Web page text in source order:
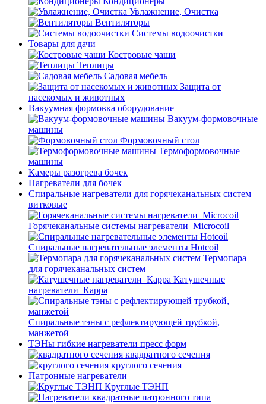
Увлажнение, Очистка
Вентиляторы
Системы водоочистки
Товары для дачи
Костровые чаши
Теплицы
Садовая мебель
Защита от
насекомых и животных
Вакуумная формовка оборудование
Вакуум-формовочные
машины
Формовочный стол
Термоформовочные
машины
Камеры разогрева бочек
Нагреватели для бочек
Спиральные нагреватели для горячеканальных систем
витковые
Горячеканальные системы нагреватели_Microcoil
Спиральные нагревательные элементы Hotcoil
Термопара
для горячеканальных систем
Катушечные
нагреватели_Карра
Спиральные тэны с рефлектирующей трубкой,
манжетой
ТЭНы гибкие нагреватели пресс форм
квадратного сечения
круглого сечения
Патронные нагреватели
Круглые ТЭНП